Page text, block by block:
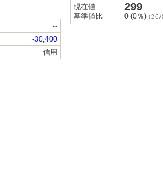
--
-30,400
信用
現在値
299
基準値比 0 (0％) (26/